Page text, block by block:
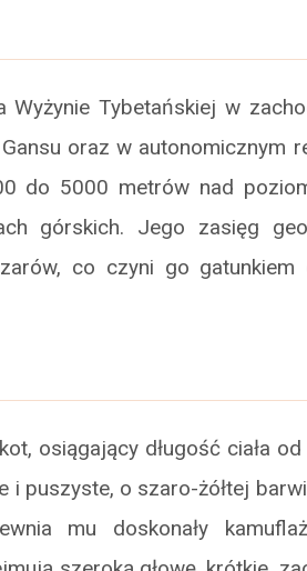
Tybetańskiej w
oraz w autonomicznym
do 5000 metrów nad
górskich. Jego zasięg
co czyni go gatunkiem
osiągający długość ciała
puszyste, o szaro-żółtej
mu doskonały